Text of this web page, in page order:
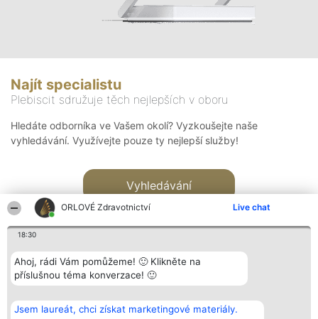
ORLOVÉ Zdravotnictví Live chat
18:30
Ahoj, rádi Vám pomůžeme! 🙂 Klikněte na
příslušnou téma konverzace! 🙂
Jsem laureát, chci získat marketingové materiály.
Najít specialistu
Plebiscit sdružuje těch nejlepších v oboru
Hledáte odborníka ve Vašem okolí? Vyzkoušejte naše
vyhledávání. Využívejte pouze ty nejlepší služby!
Vyhledávání
Bright Side Solutions sp. z o.
o. sp. k.
Vítězové
Seznam všech
Kontakt